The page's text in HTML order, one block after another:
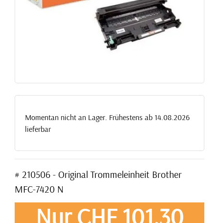
Momentan nicht an Lager. Frühestens ab 14.08.2026
lieferbar
# 210506 - Original Trommeleinheit Brother
MFC-7420 N
Nur CHF 101,30